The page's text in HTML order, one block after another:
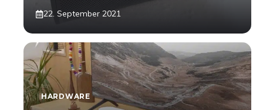
22. September 2021
HARDWARE